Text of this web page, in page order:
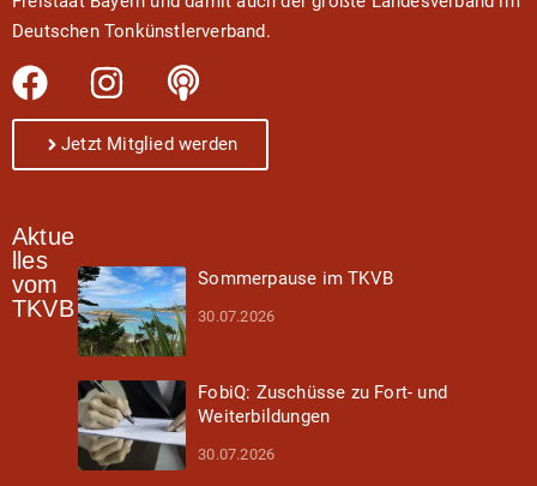
Deutschen Tonkünstlerverband.
Jetzt Mitglied werden
Aktue
lles
vom
TKVB
Sommerpause im TKVB
30.07.2026
FobiQ: Zuschüsse zu Fort- und
Weiterbildungen
30.07.2026